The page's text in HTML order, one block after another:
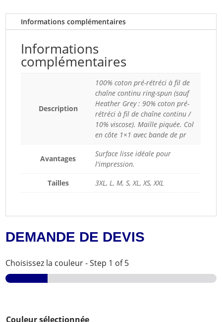
Informations complémentaires
Informations
complémentaires
Description
100% coton pré-rétréci à fil de
chaîne continu ring-spun (sauf
Heather Grey : 90% coton pré-
rétréci à fil de chaîne continu /
10% viscose). Maille piquée. Col
en côte 1×1 avec bande de pr
Avantages
Surface lisse idéale pour
l'impression.
Tailles
3XL, L, M, S, XL, XS, XXL
DEMANDE DE DEVIS
Choisissez la couleur-Step 1 of 5
Couleur sélectionnée